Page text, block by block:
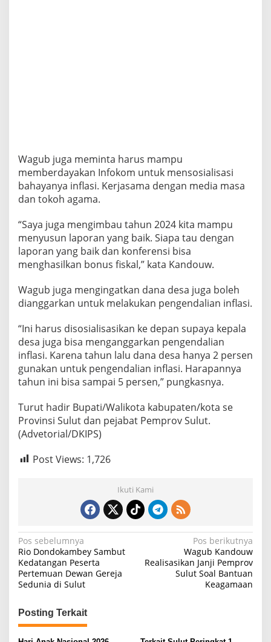
Wagub juga meminta harus mampu
memberdayakan Infokom untuk mensosialisasi
bahayanya inflasi. Kerjasama dengan media masa
dan tokoh agama.
“Saya juga mengimbau tahun 2024 kita mampu
menyusun laporan yang baik. Siapa tau dengan
laporan yang baik dan konferensi bisa
menghasilkan bonus fiskal,” kata Kandouw.
Wagub juga mengingatkan dana desa juga boleh
dianggarkan untuk melakukan pengendalian inflasi.
“Ini harus disosialisasikan ke depan supaya kepala
desa juga bisa menganggarkan pengendalian
inflasi. Karena tahun lalu dana desa hanya 2 persen
gunakan untuk pengendalian inflasi. Harapannya
tahun ini bisa sampai 5 persen,” pungkasnya.
Turut hadir Bupati/Walikota kabupaten/kota se
Provinsi Sulut dan pejabat Pemprov Sulut.
(Advetorial/DKIPS)
Post Views: 1,726
Ikuti Kami
N
a
v
g
a
Pos sebelumnya
Rio Dondokambey Sambut
Kedatangan Peserta
Pertemuan Dewan Gereja
Sedunia di Sulut
Pos berikutnya
Wagub Kandouw
Realisasikan Janji Pemprov
Sulut Soal Bantuan
Keagamaan
Posting Terkait